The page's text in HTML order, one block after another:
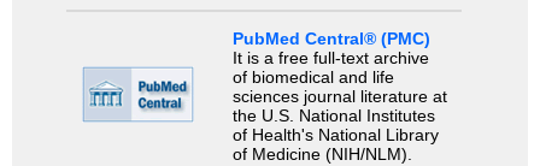
PubMed Central® (PMC)
It is a free full-text archive
of biomedical and life
sciences journal literature at
the U.S. National Institutes
of Health's National Library
of Medicine (NIH/NLM).